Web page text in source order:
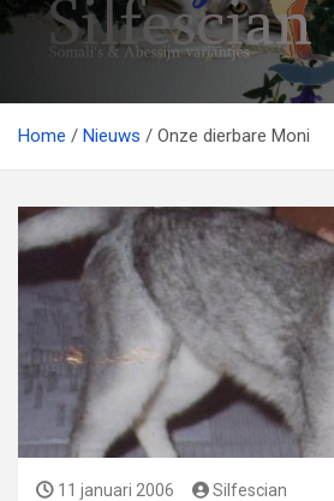
Cattery Silfescian
Somali's en soms Abessijn-variantjes
Home
Nieuws Onze dierbare Moni
11 januari 2006 Silfescian